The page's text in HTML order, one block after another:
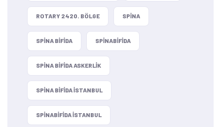
ROTARY 2420. BÖLGE SPINA
SPINA BIFIDA SPINABIFIDA
SPINA BIFIDA ASKERLIK
SPINA BIFIDA ISTANBUL
SPINABIFIDA ISTANBUL